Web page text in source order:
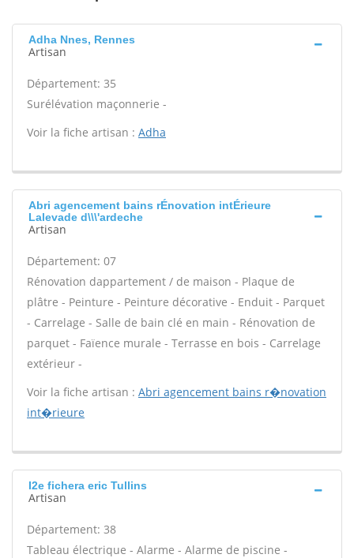
Adha Nnes, Rennes
Artisan
Département: 35
Surélévation maçonnerie -
Voir la fiche artisan : Adha
Abri agencement bains rÉnovation intÉrieure
Lalevade d\\\'ardeche
Artisan
Département: 07
Rénovation dappartement / de maison - Plaque de
plâtre - Peinture - Peinture décorative - Enduit - Parquet
- Carrelage - Salle de bain clé en main - Rénovation de
parquet - Faïence murale - Terrasse en bois - Carrelage
extérieur -
Voir la fiche artisan : Abri agencement bains r�novation
int�rieure
I2e fichera eric Tullins
Artisan
Département: 38
Tableau électrique - Alarme - Alarme de piscine -